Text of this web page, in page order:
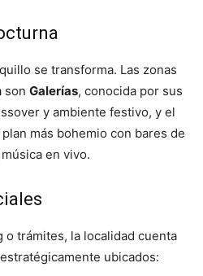
se transforma. Las zonas
son Galerías, conocida por sus
y ambiente festivo, y el
más bohemio con bares de
en vivo.
o trámites, la localidad cuenta
ubicados: